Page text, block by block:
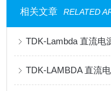
相关文章 RELATED
TDK-Lambda 直流电
TDK-LAMBDA 直流